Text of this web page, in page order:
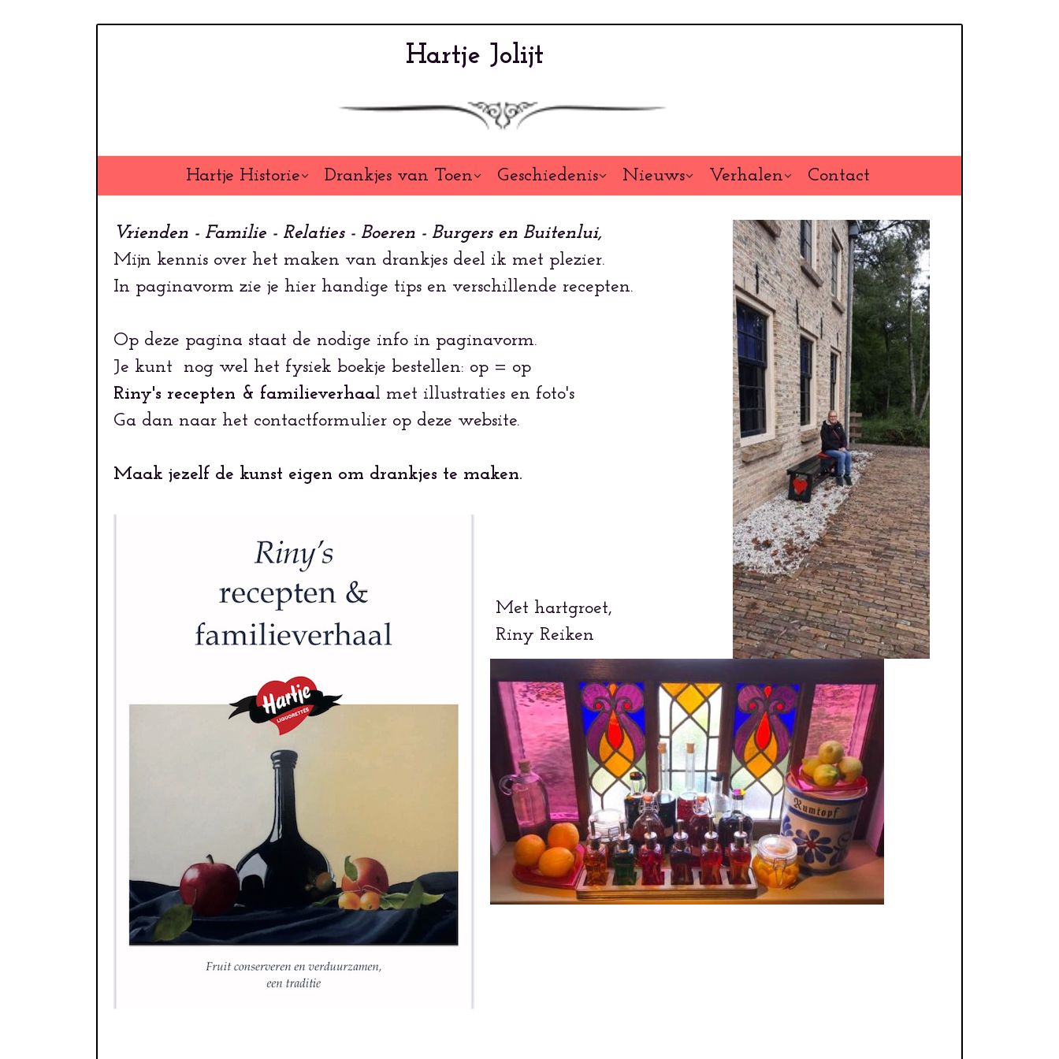
Hartje Jolijt
Hartje Historie Drankjes van Toen Geschiedenis Nieuws Verhalen Contact
Vrienden - Familie - Relaties - Boeren - Burgers en Buitenlui,
Mijn kennis over het maken van drankjes deel ik met plezier.
In paginavorm zie je hier handige tips en verschillende recepten.
Op deze pagina staat de nodige info in paginavorm.
Je kunt nog wel het fysiek boekje bestellen: op = op
Riny's recepten & familieverhaal met illustraties en foto's
Ga dan naar het contactformulier op deze website.
Maak jezelf de kunst eigen om drankjes te maken.
Met hartgroet,
Riny Reiken